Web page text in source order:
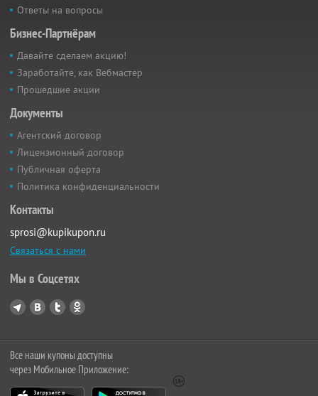
Ответы на вопросы
Бизнес-Партнёрам
Давайте сделаем акцию!
Заработайте, как Вебмастер
Прошедшие акции
Документы
Агентский договор
Лицензионный договор
Публичная оферта
Политика конфиденциальности
Контакты
sprosi@kupikupon.ru
Связаться с нами
Мы в Соцсетях
Все наши купоны доступны
через Мобильное Приложение: